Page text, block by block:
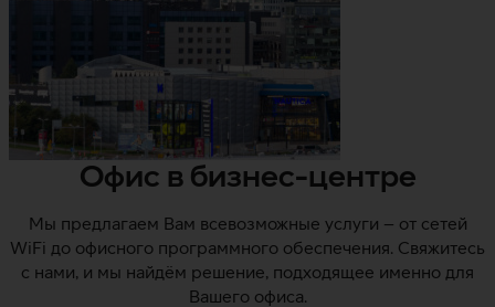
Офис в бизнес-центре
Мы предлагаем Вам всевозможные услуги – от сетей
WiFi до офисного программного обеспечения. Свяжитесь
с нами, и мы найдём решение, подходящее именно для
Вашего офиса.